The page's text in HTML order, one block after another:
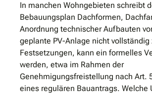
In manchen Wohngebieten schreibt
Bebauungsplan Dachformen,
Anordnung technischer Aufbauten
geplante PV-Anlage nicht vollständig
Festsetzungen, kann ein formelles
werden, etwa im Rahmen der
Genehmigungsfreistellung nach Art.
eines regulären Bauantrags. Welche